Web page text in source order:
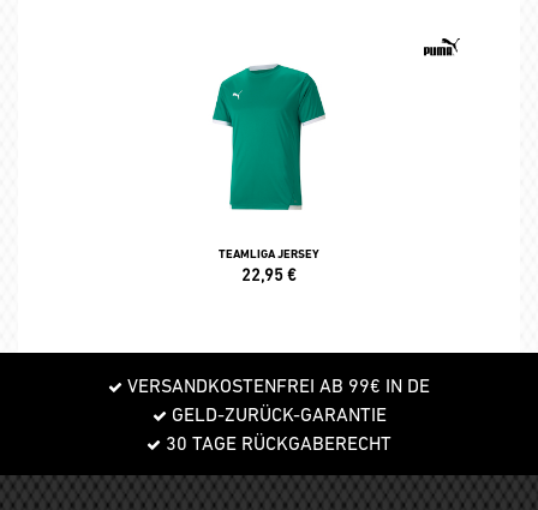
TEAMLIGA JERSEY
22,95€
VERSANDKOSTENFREI AB 99€ IN DE
GELD-ZURÜCK-GARANTIE
30 TAGE RÜCKGABERECHT